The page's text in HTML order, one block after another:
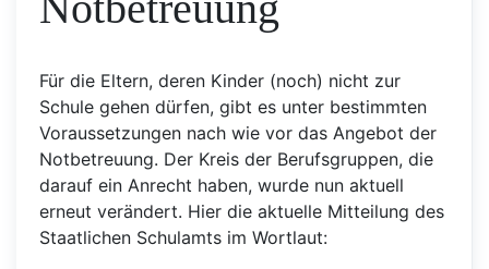
Für die Eltern, deren Kinder (noch) nicht zur
Schule gehen dürfen, gibt es unter bestimmten
Voraussetzungen nach wie vor das Angebot der
Notbetreuung. Der Kreis der Berufsgruppen, die
darauf ein Anrecht haben, wurde nun aktuell
erneut verändert. Hier die aktuelle Mitteilung des
Staatlichen Schulamts im Wortlaut: